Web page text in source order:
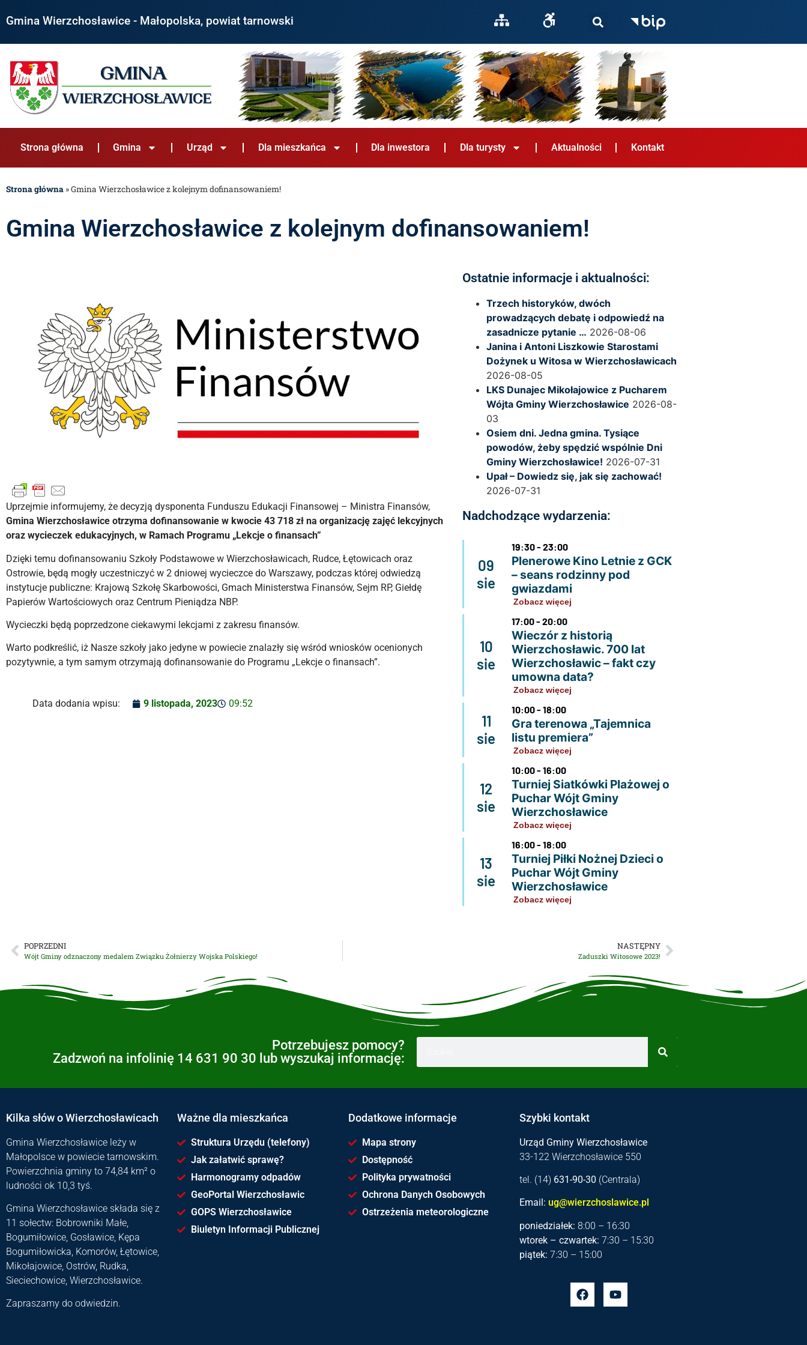
Gmina Wierzchosławice - Małopolska, powiat tarnowski
Strona główna Gmina Urząd Dla mieszkańca Dla inwestora Dla turysty Aktualności Kontakt
Strona główna »Gmina Wierzchosławice z kolejnym dofinansowaniem!
Gmina Wierzchosławice z kolejnym dofinansowaniem!
Uprzejmie informujemy, że decyzją dysponenta Funduszu Edukacji Finansowej – Ministra Finansów,
Gmina Wierzchosławice otrzyma dofinansowanie w kwocie 43 718 zł na organizację zajęć lekcyjnych
oraz wycieczek edukacyjnych, w Ramach Programu „Lekcje o finansach”
Dzięki temu dofinansowaniu Szkoły Podstawowe w Wierzchosławicach, Rudce, Łętowicach oraz
Ostrowie, będą mogły uczestniczyć w 2 dniowej wycieczce do Warszawy, podczas której odwiedzą
instytucje publiczne: Krajową Szkołę Skarbowości, Gmach Ministerstwa Finansów, Sejm RP, Giełdę
Papierów Wartościowych oraz Centrum Pieniądza NBP.
Wycieczki będą poprzedzone ciekawymi lekcjami z zakresu finansów.
Warto podkreślić, iż Nasze szkoły jako jedyne w powiecie znalazły się wśród wniosków ocenionych
pozytywnie, a tym samym otrzymają dofinansowanie do Programu „Lekcje o finansach”.
Data dodania wpisu: 9 listopada, 2023 09:52
Ostatnie informacje i aktualności:
Trzech historyków, dwóch
prowadzących debatę i odpowiedź na
zasadnicze pytanie … 2026-08-06
Janina i Antoni Liszkowie Starostami
Dożynek u Witosa w Wierzchosławicach
2026-08-05
LKS Dunajec Mikołajowice z Pucharem
Wójta Gminy Wierzchosławice 2026-08-
03
Osiem dni. Jedna gmina. Tysiące
powodów, żeby spędzić wspólnie Dni
Gminy Wierzchosławice! 2026-07-31
Upał – Dowiedz się, jak się zachować!
2026-07-31
Nadchodzące wydarzenia:
09
sie
19:30 - 23:00
Plenerowe Kino Letnie z GCK
– seans rodzinny pod
gwiazdami
Zobacz więcej
10
sie
17:00 - 20:00
Wieczór z historią
Wierzchosławic. 700 lat
Wierzchosławic – fakt czy
umowna data?
Zobacz więcej
11
sie
10:00 - 18:00
Gra terenowa „Tajemnica
listu premiera”
Zobacz więcej
12
sie
10:00 - 16:00
Turniej Siatkówki Plażowej o
Puchar Wójt Gminy
Wierzchosławice
Zobacz więcej
13
sie
16:00 - 18:00
Turniej Piłki Nożnej Dzieci o
Puchar Wójt Gminy
Wierzchosławice
Zobacz więcej
POPRZEDNI
Wójt Gminy odznaczony medalem Związku Żołnierzy Wojska Polskiego!
NASTĘPNY
Zaduszki Witosowe 2023!
Potrzebujesz pomocy?
Zadzwoń na infolinię 14 631 90 30 lub wyszukaj informację:
Kilka słów o Wierzchosławicach
Gmina Wierzchosławice leży w
Małopolsce w powiecie tarnowskim.
Powierzchnia gminy to 74,84 km² o
ludności ok 10,3 tyś.
Gmina Wierzchosławice składa się z
11 sołectw: Bobrowniki Małe,
Bogumiłowice, Gosławice, Kępa
Bogumiłowicka, Komorów, Łętowice,
Mikołajowice, Ostrów, Rudka,
Sieciechowice, Wierzchosławice.
Zapraszamy do odwiedzin.
Ważne dla mieszkańca
Struktura Urzędu (telefony)
Jak załatwić sprawę?
Harmonogramy odpadów
GeoPortal Wierzchosławic
GOPS Wierzchosławice
Biuletyn Informacji Publicznej
Dodatkowe informacje
Mapa strony
Dostępność
Polityka prywatności
Ochrona Danych Osobowych
Ostrzeżenia meteorologiczne
Szybki kontakt
Urząd Gminy Wierzchosławice
33-122 Wierzchosławice 550
tel. (14) 631-90-30 (Centrala)
Email: ug@wierzchoslawice.pl
poniedziałek: 8:00 – 16:30
wtorek – czwartek: 7:30 – 15:30
piątek: 7:30 – 15:00